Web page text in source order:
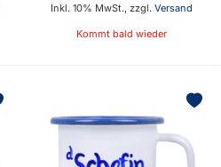
Inkl. 10% MwSt., zzgl. Versand
Kommt bald wieder